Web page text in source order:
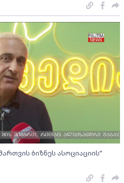
ბიზნეს ასოციაციის”